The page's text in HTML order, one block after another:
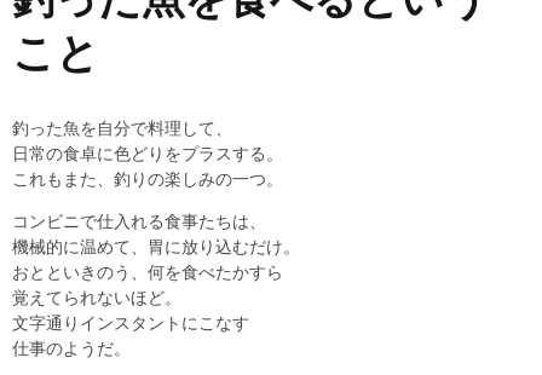
こと
釣った魚を自分で料理して、
日常の食卓に色どりをプラスする。
これもまた、釣りの楽しみの一つ。
コンビニで仕入れる食事たちは、
機械的に温めて、胃に放り込むだけ。
おとといきのう、何を食べたかすら
覚えてられないほど。
文字通りインスタントにこなす
仕事のようだ。